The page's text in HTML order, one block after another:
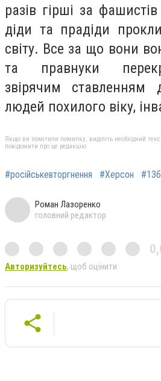
разів гірші за фашистів
діди та прадіди
світу. Все за що вони
та правнуки
звірячим ставленням
людей похилого віку,
Якщо ви помітили помилку, виділіть необхідний
повідомити про це редакцію
#російськевторгнення #Херсон
Роман Лазоренко
головний редактор
Авторизуйтесь, щоб оцінити